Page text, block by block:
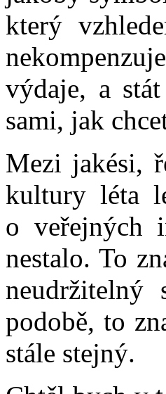
který
výdaje, a
sami, jak
Mezi jakési,
kultury léta
o veřejných
nestalo. To
podobě, to
stále stejný.